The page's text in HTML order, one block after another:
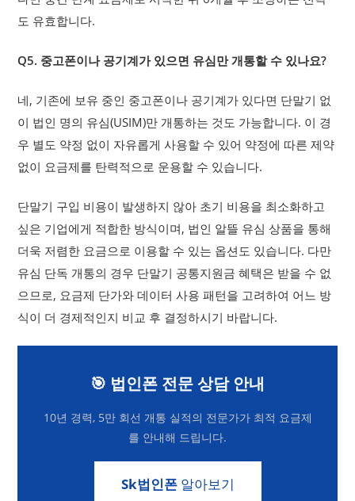
도 유효합니다.
Q5. 중고폰이나 공기계가 있으면 유심만 개통할 수 있나요?
네, 기존에 보유 중인 중고폰이나 공기계가 있다면 단말기 없
이 법인 명의 유심(USIM)만 개통하는 것도 가능합니다. 이 경
우 별도 약정 없이 자유롭게 사용할 수 있어 약정에 따른 제약
없이 요금제를 탄력적으로 운용할 수 있습니다.
단말기 구입 비용이 발생하지 않아 초기 비용을 최소화하고
싶은 기업에게 적합한 방식이며, 법인 알뜰 유심 상품을 통해
더욱 저렴한 요금으로 이용할 수 있는 옵션도 있습니다. 다만
유심 단독 개통의 경우 단말기 공통지원금 혜택은 받을 수 없
으므로, 요금제 단가와 데이터 사용 패턴을 고려하여 어느 방
식이 더 경제적인지 비교 후 결정하시기 바랍니다.
🎯 법인폰 전문 상담 안내
10년 경력, 5만 회선 개통 실적의 전문가가 최적 요금제
를 안내해 드립니다.
Sk법인폰알아보기